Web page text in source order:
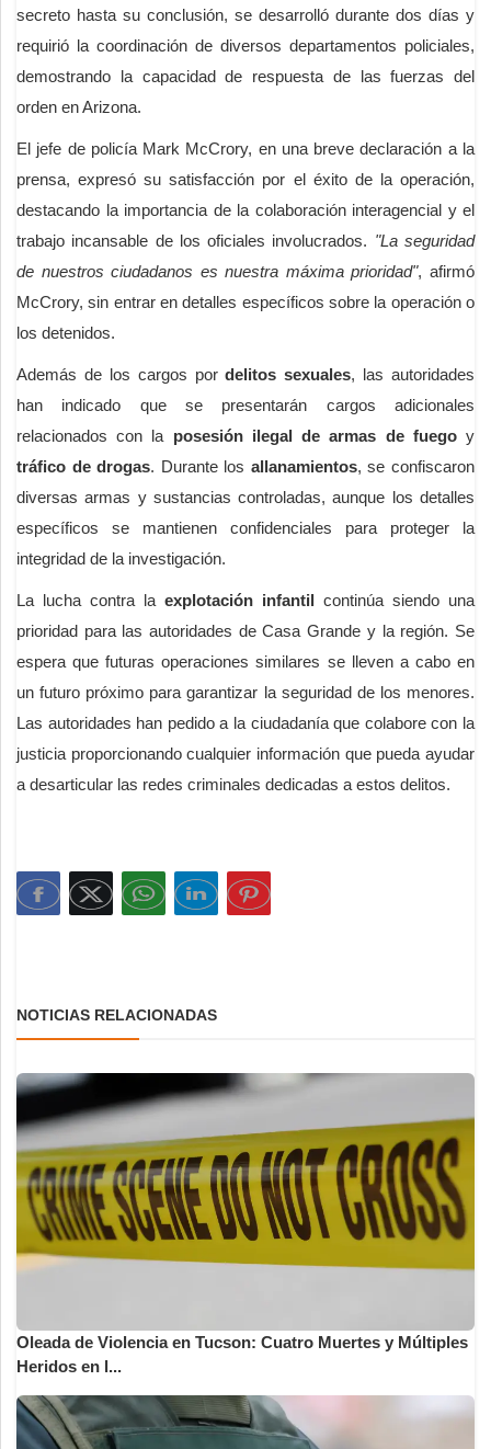
secreto hasta su conclusión, se desarrolló durante dos días y
requirió la coordinación de diversos departamentos policiales,
demostrando la capacidad de respuesta de las fuerzas del
orden en Arizona.
El jefe de policía Mark McCrory, en una breve declaración a la
prensa, expresó su satisfacción por el éxito de la operación,
destacando la importancia de la colaboración interagencial y el
trabajo incansable de los oficiales involucrados. "La seguridad
de nuestros ciudadanos es nuestra máxima prioridad", afirmó
McCrory, sin entrar en detalles específicos sobre la operación o
los detenidos.
Además de los cargos pordelitos sexuales, las autoridades
han indicado que se presentarán cargos adicionales
relacionados con la posesión ilegal de armas de fuegoy
tráfico de drogas. Durante los allanamientos, se confiscaron
diversas armas y sustancias controladas, aunque los detalles
específicos se mantienen confidenciales para proteger la
integridad de la investigación.
La lucha contra la explotación infantil continúa siendo una
prioridad para las autoridades de Casa Grande y la región. Se
espera que futuras operaciones similares se lleven a cabo en
un futuro próximo para garantizar la seguridad de los menores.
Las autoridades han pedido a la ciudadanía que colabore con la
justicia proporcionando cualquier información que pueda ayudar
a desarticular las redes criminales dedicadas a estos delitos.
NOTICIAS RELACIONADAS
Oleada de Violencia en Tucson: Cuatro Muertes y Múltiples
Heridos en l...